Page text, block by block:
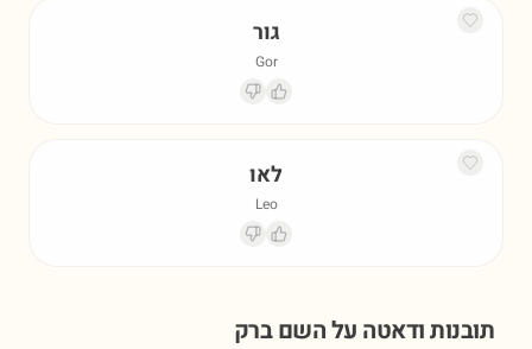
גור
Gor
לאו
Leo
תובנות ודאטה על השםברק